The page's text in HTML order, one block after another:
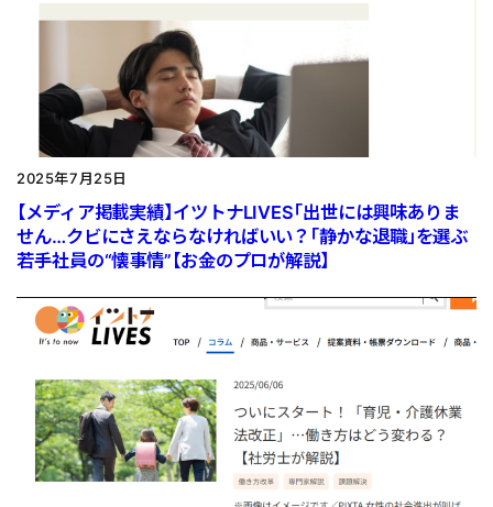
2025年7月25日
【メディア掲載実績】イツトナLIVES「出世には興味ありま
せん…クビにさえならなければいい？「静かな退職」を選ぶ
若手社員の“懐事情”【お金のプロが解説】